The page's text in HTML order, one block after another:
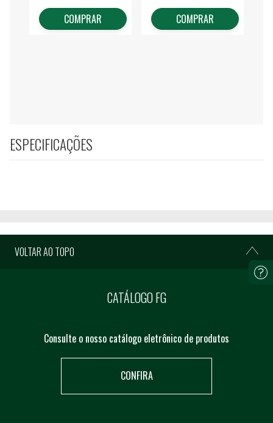
COMPRAR COMPRAR
ESPECIFICAÇÕES
VOLTAR AO TOPO
CATÁLOGO FG
Consulte o nosso catálogo eletrônico de produtos
CONFIRA